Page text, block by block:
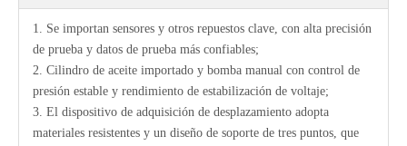
1. Se importan sensores y otros repuestos clave, con alta precisión
de prueba y datos de prueba más confiables;
2. Cilindro de aceite importado y bomba manual con control de
presión estable y rendimiento de estabilización de voltaje;
3. El dispositivo de adquisición de desplazamiento adopta
materiales resistentes y un diseño de soporte de tres puntos, que